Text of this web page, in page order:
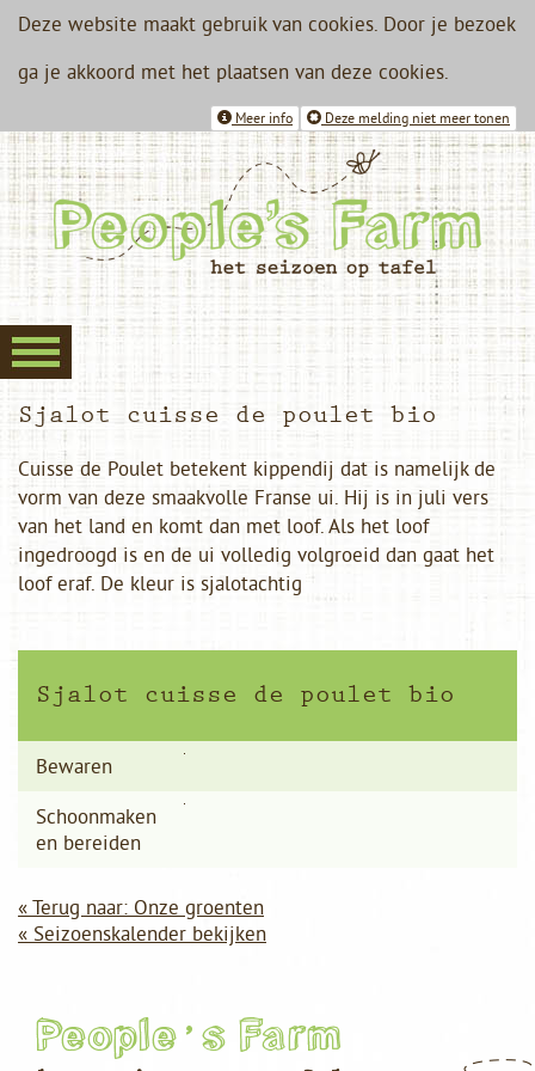
Deze website maakt gebruik van cookies. Door je bezoek
ga je akkoord met het plaatsen van deze cookies.
Deze melding niet meer tonen
Meer info
Sjalot cuisse de poulet bio
Cuisse de Poulet betekent kippendij dat is namelijk de
vorm van deze smaakvolle Franse ui. Hij is in juli vers
van het land en komt dan met loof. Als het loof
ingedroogd is en de ui volledig volgroeid dan gaat het
loof eraf. De kleur is sjalotachtig
Sjalot cuisse de poulet bio
Bewaren
Schoonmaken
en bereiden
« Terug naar: Onze groenten
« Seizoenskalender bekijken